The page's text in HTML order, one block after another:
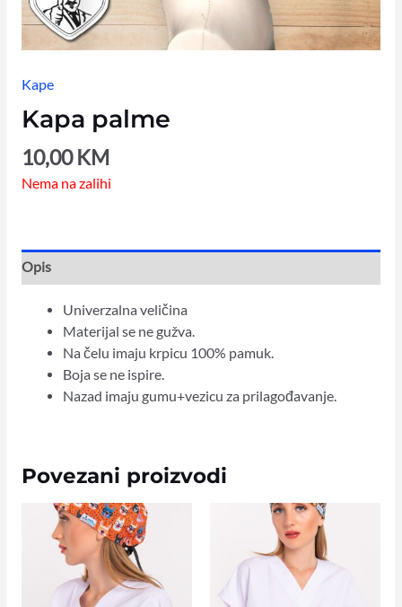
Kape
Kapa palme
10,00KM
Nema na zalihi
Opis
Univerzalna veličina
Materijal se ne gužva.
Na čelu imaju krpicu 100% pamuk.
Boja se ne ispire.
Nazad imaju gumu+vezicu za prilagođavanje.
Povezani proizvodi